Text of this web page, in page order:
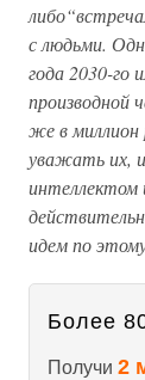
с людьми.
года 2030-го
производной
же в миллион
уважать их,
идем по
Более
Получи 2